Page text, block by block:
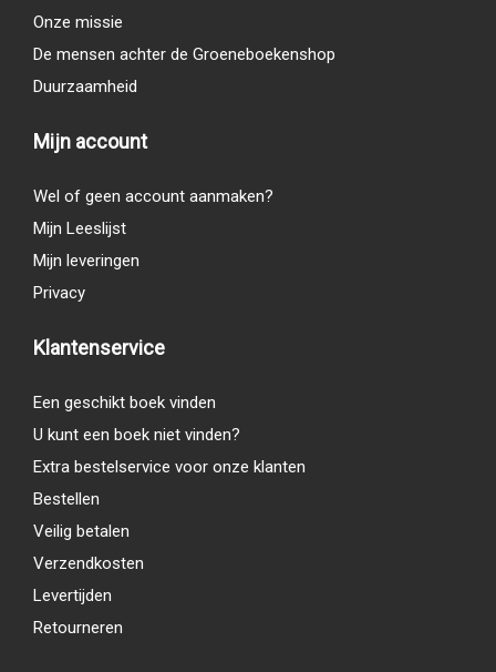
Onze missie
De mensen achter de Groeneboekenshop
Duurzaamheid
Mijn account
Wel of geen account aanmaken?
Mijn Leeslijst
Mijn leveringen
Privacy
Klantenservice
Een geschikt boek vinden
U kunt een boek niet vinden?
Extra bestelservice voor onze klanten
Bestellen
Veilig betalen
Verzendkosten
Levertijden
Retourneren